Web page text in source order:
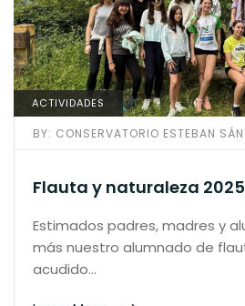
ACTIVIDADES
BY: CONSERVATORIO ESTEBAN
Flauta y naturaleza 2025
Estimados padres, madres y
más nuestro alumnado de
acudido…